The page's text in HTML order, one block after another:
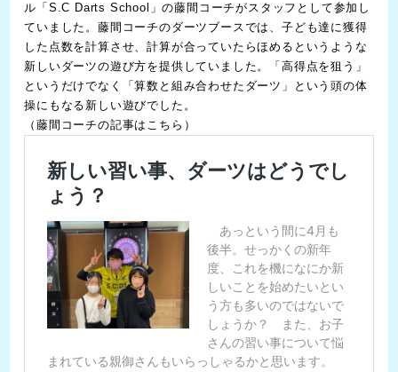
ル「S.C Darts School」の藤間コーチがスタッフとして参加し
ていました。藤間コーチのダーツブースでは、子ども達に獲得
した点数を計算させ、計算が合っていたらほめるというような
新しいダーツの遊び方を提供していました。「高得点を狙う」
というだけでなく「算数と組み合わせたダーツ」という頭の体
操にもなる新しい遊びでした。
（藤間コーチの記事はこちら）